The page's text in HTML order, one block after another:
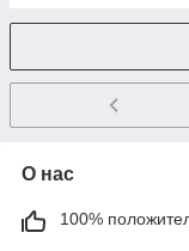
О нас
100%